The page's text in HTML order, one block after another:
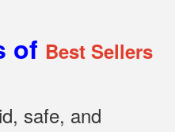
of Best Sellers
safe, and